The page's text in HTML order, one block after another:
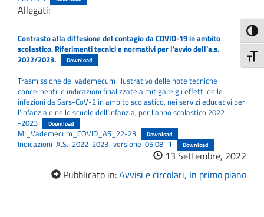
Allegati:
Contrasto alla diffusione del contagio da COVID-19 in ambito
scolastico. Riferimenti tecnici e normativi per l’avvio dell’a.s.
2022/2023.
Download
Trasmissione del vademecum illustrativo delle note tecniche
concernenti le indicazioni finalizzate a mitigare gli effetti delle
infezioni da Sars-CoV-2 in ambito scolastico, nei servizi educativi per
l’infanzia e nelle scuole dell’infanzia, per l’anno scolastico 2022
-2023
Download
MI_Vademecum_COVID_AS_22-23 Download
Indicazioni-A.S.-2022-2023_versione-05.08_1 Download
13 Settembre, 2022
Pubblicato in:Avvisi e circolari, In primo piano